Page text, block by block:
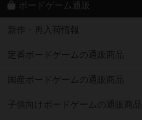
ボードゲーム通販
新作・再入荷情報
定番ボードゲームの通販商品
国産ボードゲームの通販商品
子供向けボードゲームの通販商品